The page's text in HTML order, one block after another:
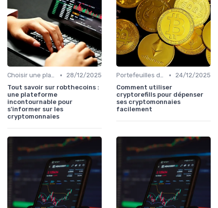
Choisir une plateforme d'échange •
28/12/2025
Tout savoir sur robthecoins :
une plateforme
incontournable pour
s'informer sur les
cryptomonnaies
Portefeuilles de cryptomonnaies •
24/12/2025
Comment utiliser
cryptorefills pour dépenser
ses cryptomonnaies
facilement